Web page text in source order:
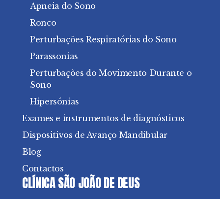
Apneia do Sono
Ronco
Perturbações Respiratórias do Sono
Parassonias
Perturbações do Movimento Durante o
Sono
Hipersónias
Exames e instrumentos de diagnósticos
Dispositivos de Avanço Mandibular
Blog
Contactos
CLÍNICA SÃO JOÃO DE DEUS